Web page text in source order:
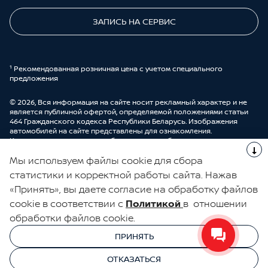
ЗАПИСЬ НА СЕРВИС
¹ Рекомендованная розничная цена с учетом специального
предложения
© 2026, Вся информация на сайте носит рекламный характер и не
является публичной офертой, определяемой положениями статьи
464 Гражданского кодекса Республики Беларусь. Изображения
автомобилей на сайте представлены для ознакомления.
Комплектации и цены могут быть изменены без предварительного
автоцентре ООО “ДрайвМоторс”.
ЭЛЕКТРОННАЯ КНИГА ОТЗЫВОВ
© 2026, УНП 191111259
ООО "ДрайвМоторс"
УНП 191111259 ООО "ДрайвМоторс"
Мы используем файлы cookie для сбора
статистики и корректной работы сайта. Нажав
«Принять», вы даете согласие на обработку файлов
cookie в соответствии с Политикой в отношении
обработки файлов cookie.
ПРИНЯТЬ
ОТКАЗАТЬСЯ